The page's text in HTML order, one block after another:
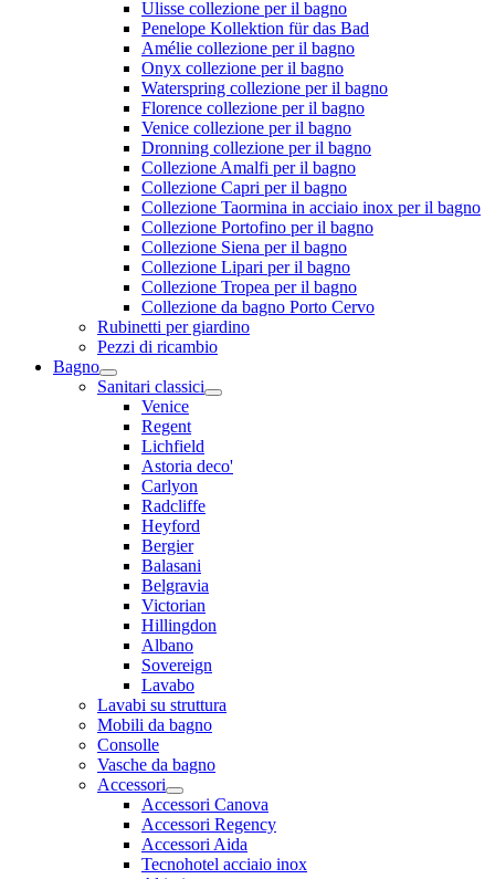
Ulisse collezione per il bagno
Penelope Kollektion für das Bad
Amélie collezione per il bagno
Onyx collezione per il bagno
Waterspring collezione per il bagno
Florence collezione per il bagno
Venice collezione per il bagno
Dronning collezione per il bagno
Collezione Amalfi per il bagno
Collezione Capri per il bagno
Collezione Taormina in acciaio inox per il bagno
Collezione Portofino per il bagno
Collezione Siena per il bagno
Collezione Lipari per il bagno
Collezione Tropea per il bagno
Collezione da bagno Porto Cervo
Rubinetti per giardino
Pezzi di ricambio
Bagno
Sanitari classici
Venice
Regent
Lichfield
Astoria deco'
Carlyon
Radcliffe
Heyford
Bergier
Balasani
Belgravia
Victorian
Hillingdon
Albano
Sovereign
Lavabo
Lavabi su struttura
Mobili da bagno
Consolle
Vasche da bagno
Accessori
Accessori Canova
Accessori Regency
Accessori Aida
Tecnohotel acciaio inox